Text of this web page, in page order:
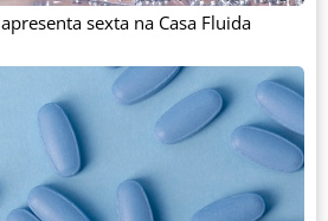
sexta na Casa Fluida